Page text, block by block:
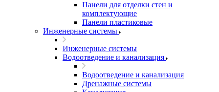
Панели для отделки стен и
комплектующие
Панели пластиковые
Инженерные системы
Инженерные системы
Водоотведение и канализация
Водоотведение и канализация
Дренажные системы